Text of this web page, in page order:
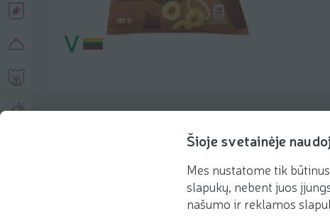
Šioje svetainėje
Mes nustatome tik
slapukų, nebent juos
našumo ir reklamos
Produkto aprašymas
Rekomenduojame